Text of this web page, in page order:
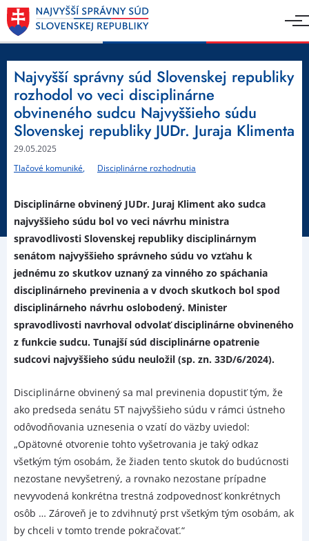
Najvyšší správny súd Slovenskej republiky
rozhodol vo veci disciplinárne
obvineného sudcu Najvyššieho súdu
Slovenskej republiky JUDr. Juraja Klimenta
29.05.2025
Tlačové komuniké
Disciplinárne rozhodnutia
Disciplinárne obvinený JUDr. Juraj Kliment ako sudca
najvyššieho súdu bol vo veci návrhu ministra
spravodlivosti Slovenskej republiky disciplinárnym
senátom najvyššieho správneho súdu vo vzťahu k
jednému zo skutkov uznaný za vinného zo spáchania
disciplinárneho previnenia a v dvoch skutkoch bol spod
disciplinárneho návrhu oslobodený. Minister
spravodlivosti navrhoval odvolať disciplinárne obvineného
z funkcie sudcu. Tunajší súd disciplinárne opatrenie
sudcovi najvyššieho súdu neuložil (sp. zn. 33D/6/2024).
Disciplinárne obvinený sa mal previnenia dopustiť tým, že
ako predseda senátu 5T najvyššieho súdu v rámci ústneho
odôvodňovania uznesenia o vzatí do väzby uviedol:
„Opätovné otvorenie tohto vyšetrovania je taký odkaz
všetkým tým osobám, že žiaden tento skutok do budúcnosti
nezostane nevyšetrený, a rovnako nezostane prípadne
nevyvodená konkrétna trestná zodpovednosť konkrétnych
osôb … Zároveň je to zdvihnutý prst všetkým tým osobám, ak
by chceli v tomto trende pokračovať.“